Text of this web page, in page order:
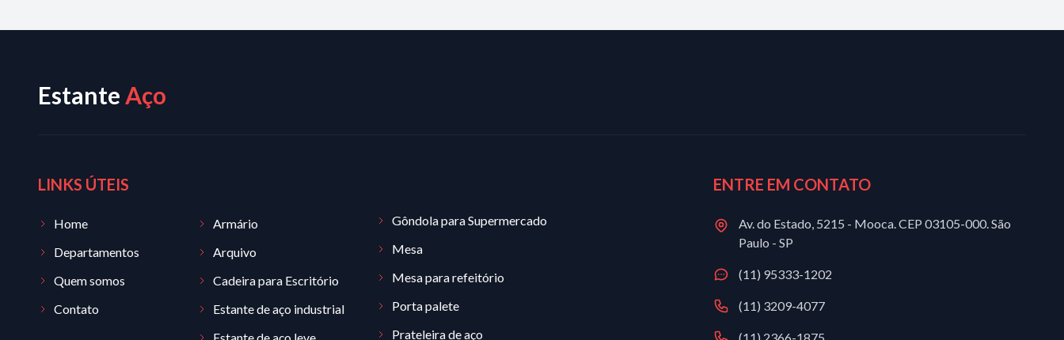
Estante Aço
LINKS ÚTEIS
Home
Departamentos
Quem somos
Contato
Armário
Arquivo
Cadeira para Escritório
Estante de aço industrial
Gôndola para Supermercado
Mesa
Mesa para refeitório
Porta palete
Prateleira de aço
ENTRE EM CONTATO
Av. do Estado, 5215 - Mooca. CEP 03105-000. São
Paulo - SP
(11) 95333-1202
(11) 3209-4077